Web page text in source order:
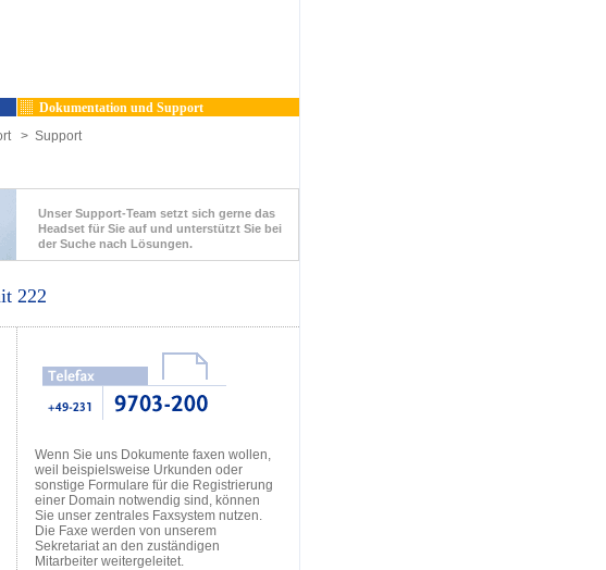
Dokumentation und Support
> Support
Unser Support-Team setzt sich gerne das
Headset für Sie auf und unterstützt Sie bei
der Suche nach Lösungen.
222
Wenn Sie uns Dokumente faxen wollen,
weil beispielsweise Urkunden oder
sonstige Formulare für die Registrierung
einer Domain notwendig sind, können
Sie unser zentrales Faxsystem nutzen.
Die Faxe werden von unserem
Sekretariat an den zuständigen
Mitarbeiter weitergeleitet.